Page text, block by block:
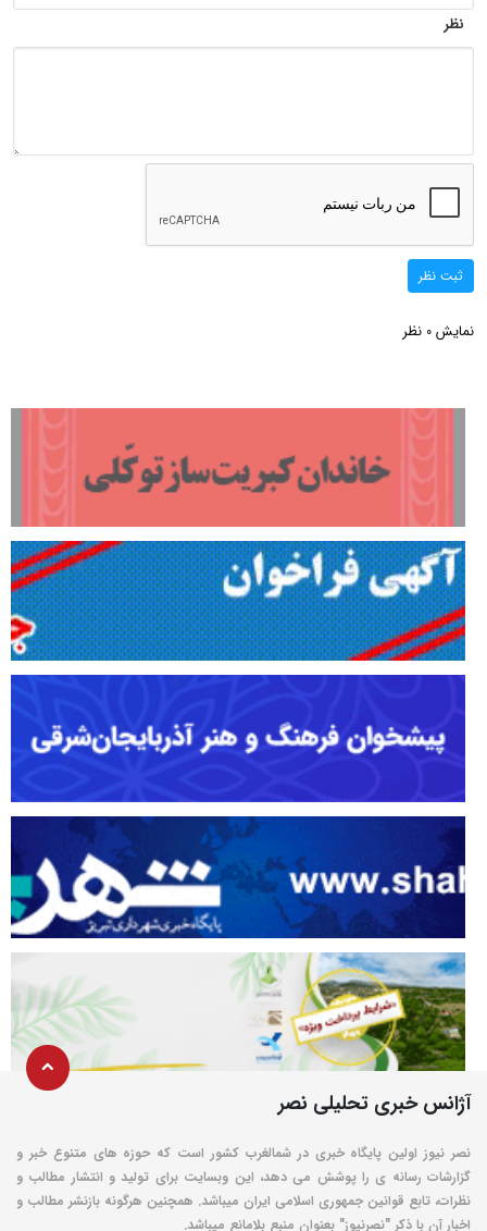
نظر
ثبت نظر
نمایش 0 نظر
آژانس خبری تحلیلی نصر
نصر نیوز اولین پایگاه خبری در شمالغرب کشور است که حوزه های متنوع خبر و
گزارشات رسانه ی را پوشش می دهد، این وبسایت برای تولید و انتشار مطالب و
نظرات، تابع قوانین جمهوری اسلامی ایران میباشد. همچنین هرگونه بازنشر مطالب و
اخبار آن با ذکر "نصرنیوز" بعنوان منبع بلامانع میباشد.